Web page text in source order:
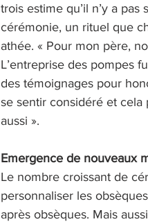
trois estime qu’il n’y a
cérémonie, un rituel que
athée. « Pour mon père,
L’entreprise des pompes
des témoignages pour
se sentir considéré et cela
aussi ».
Emergence de nouveaux
Le nombre croissant de
personnaliser les
après obsèques. Mais